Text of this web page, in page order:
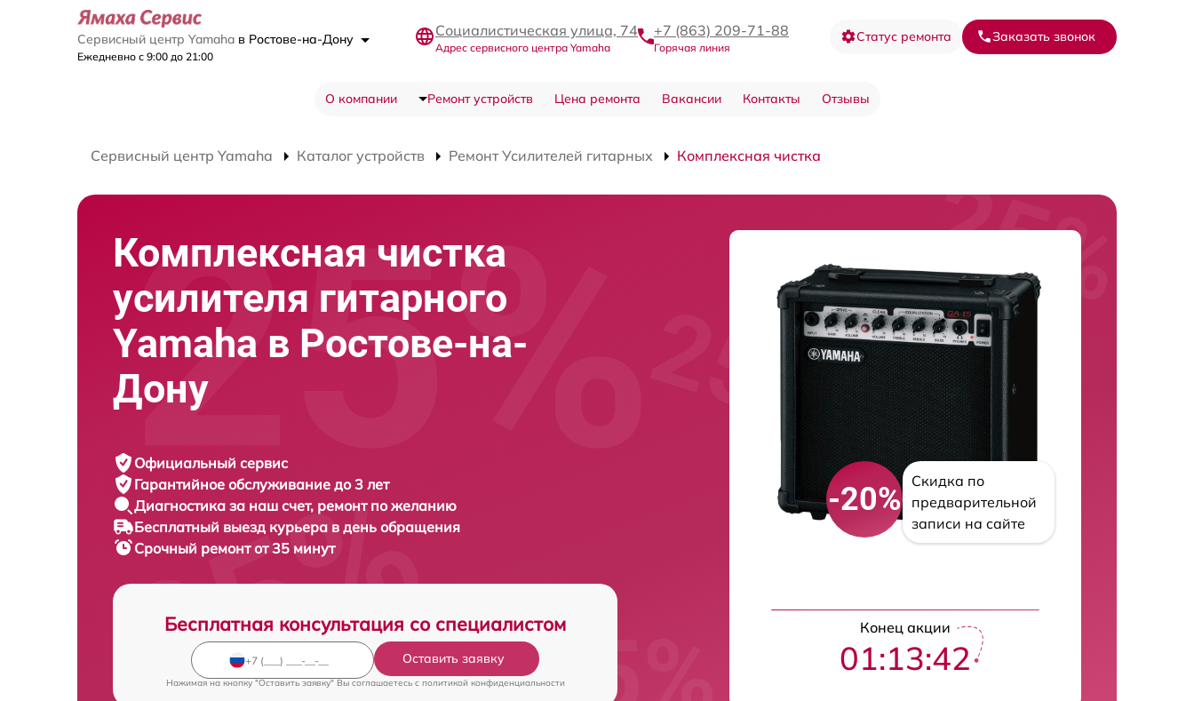
Сервисный центр Yamaha в Ростове-на-Дону
Ежедневно с 9:00 до 21:00
Социалистическая улица, 74
Адрес сервисного центра Yamaha
+7 (863) 209-71-88
Горячая линия
Статус ремонта Заказать звонок
О компании Ремонт устройств Цена ремонта Вакансии Контакты Отзывы
Сервисный центр Yamaha Каталог устройств Ремонт Усилителей гитарных Комплексная чистка
Комплексная чистка
усилителя гитарного
Yamaha в Ростове-на-
Дону
Официальный сервис
Гарантийное обслуживание до 3 лет
Диагностика за наш счет, ремонт по желанию
Бесплатный выезд курьера в день обращения
Срочный ремонтот 35 минут
Бесплатная консультация со специалистом
Оставить заявку
Нажимая на кнопку "Оставить заявку" Вы соглашаетесь c политикой конфиденциальности
-20%
Скидка по
предварительной
записи на сайте
Конец акции
01:13:41